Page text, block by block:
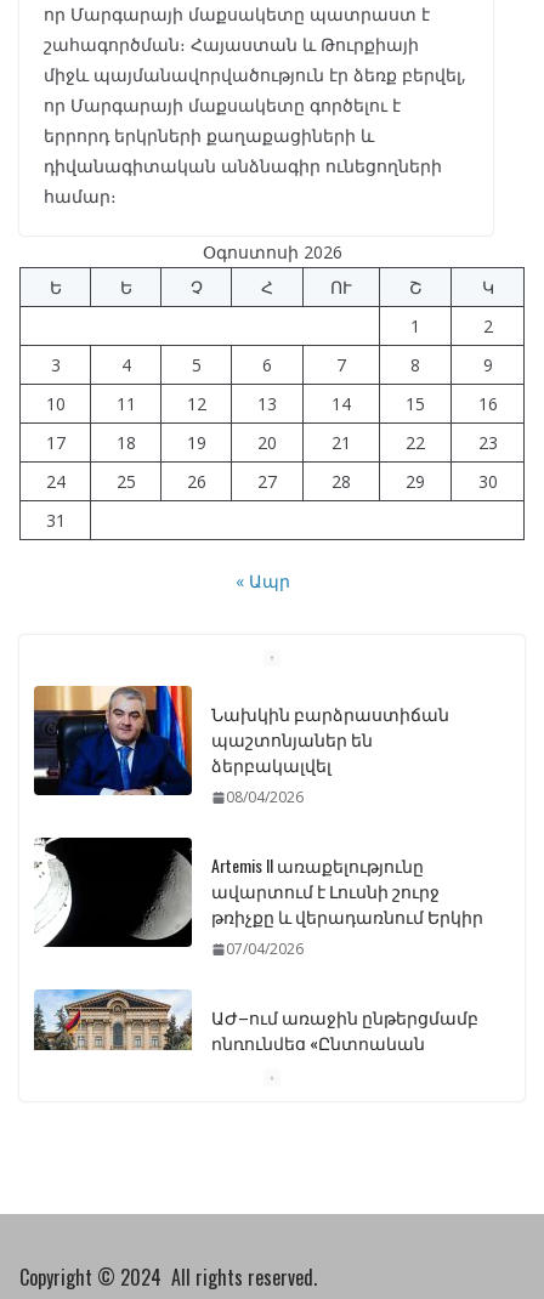
որ Մարգարայի մաքսակետը պատրաստ է
շահագործման։ Հայաստան և Թուրքիայի
միջև պայմանավորվածություն էր ձեռք բերվել,
որ Մարգարայի մաքսակետը գործելու է
երրորդ երկրների քաղաքացիների և
դիվանագիտական անձնագիր ունեցողների
համար։
Օգոստոսի 2026
Ե
Ե Չ Հ ՈՒ Շ
Կ
1
2
3
4 5 6 7 8
9
10
11 12 13 14 15
16
17
18 19 20 21 22
23
24
25 26 27 28 29
30
31
« Ապր
Նախկին բարձրաստիճան
պաշտոնյաներ են
ձերբակալվել
08/04/2026
Artemis II առաքելությունը
ավարտում է Լուսնի շուրջ
թռիչքը և վերադառնում Երկիր
07/04/2026
ԱԺ–ում առաջին ընթերցմամբ
ընդունվեց «Ընտրական
կբողոքարկի Գարեգին
սահմանափակման
Copyright © 2024 All rights reserved.